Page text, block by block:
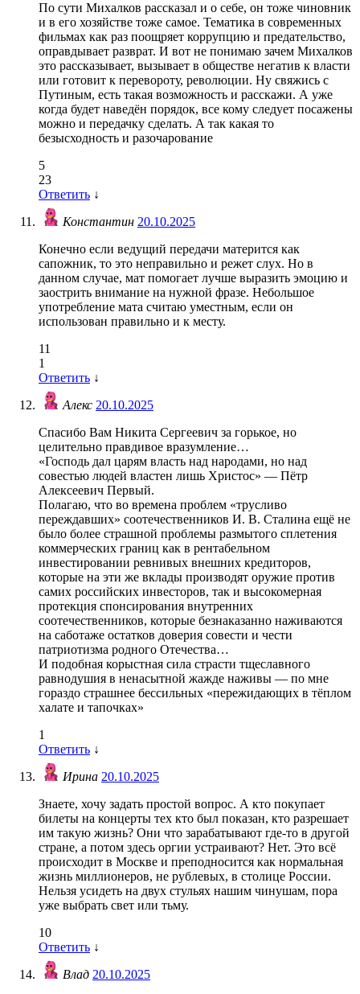
По сути Михалков рассказал и о себе, он тоже чиновник
и в его хозяйстве тоже самое. Тематика в современных
фильмах как раз поощряет коррупцию и предательство,
оправдывает разврат. И вот не понимаю зачем Михалков
это рассказывает, вызывает в обществе негатив к власти
или готовит к перевороту, революции. Ну свяжись с
Путиным, есть такая возможность и расскажи. А уже
когда будет наведён порядок, все кому следует посажены
можно и передачку сделать. А так какая то
безысходность и разочарование
5
23
Ответить ↓
Константин 20.10.2025
Конечно если ведущий передачи матерится как
сапожник, то это неправильно и режет слух. Но в
данном случае, мат помогает лучше выразить эмоцию и
заострить внимание на нужной фразе. Небольшое
употребление мата считаю уместным, если он
использован правильно и к месту.
11
1
Ответить ↓
Алекс 20.10.2025
Спасибо Вам Никита Сергеевич за горькое, но
целительно правдивое вразумление…
«Господь дал царям власть над народами, но над
совестью людей властен лишь Христос» — Пётр
Алексеевич Первый.
Полагаю, что во времена проблем «трусливо
переждавших» соотечественников И. В. Сталина ещё не
было более страшной проблемы размытого сплетения
коммерческих границ как в рентабельном
инвестировании ревнивых внешних кредиторов,
которые на эти же вклады производят оружие против
самих российских инвесторов, так и высокомерная
протекция спонсирования внутренних
соотечественников, которые безнаказанно наживаются
на саботаже остатков доверия совести и чести
патриотизма родного Отечества…
И подобная корыстная сила страсти тщеславного
равнодушия в ненасытной жажде наживы — по мне
гораздо страшнее бессильных «пережидающих в тёплом
халате и тапочках»
1
Ответить ↓
Ирина 20.10.2025
Знаете, хочу задать простой вопрос. А кто покупает
билеты на концерты тех кто был показан, кто разрешает
им такую жизнь? Они что зарабатывают где-то в другой
стране, а потом здесь оргии устраивают? Нет. Это всё
происходит в Москве и преподносится как нормальная
жизнь миллионеров, не рублевых, в столице России.
Нельзя усидеть на двух стульях нашим чинушам, пора
уже выбрать свет или тьму.
10
Ответить ↓
Влад 20.10.2025